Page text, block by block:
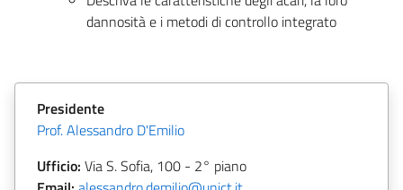
dannosità e i metodi di controllo integrato
Presidente
Prof. Alessandro D'Emilio
Ufficio: Via S. Sofia, 100 - 2° piano